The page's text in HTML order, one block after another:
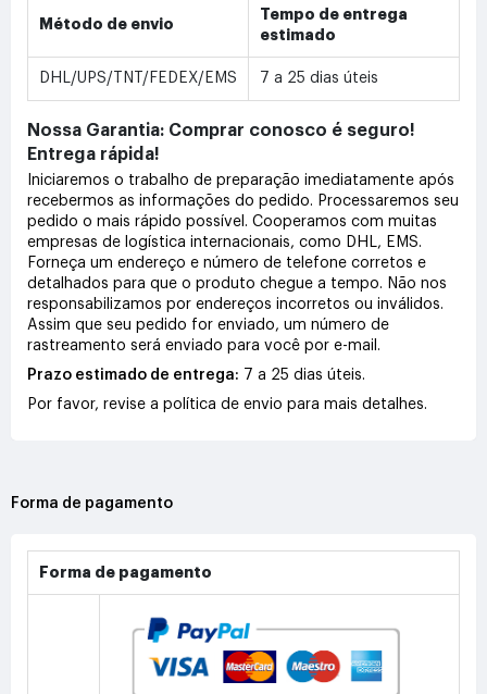
Método de envio
Tempo de entrega
estimado
DHL/UPS/TNT/FEDEX/EMS 7 a 25 dias úteis
Nossa Garantia: Comprar conosco é seguro!
Entrega rápida!
Iniciaremos o trabalho de preparação imediatamente após
recebermos as informações do pedido. Processaremos seu
pedido o mais rápido possível. Cooperamos com muitas
empresas de logística internacionais, como DHL, EMS.
Forneça um endereço e número de telefone corretos e
detalhados para que o produto chegue a tempo. Não nos
responsabilizamos por endereços incorretos ou inválidos.
Assim que seu pedido for enviado, um número de
rastreamento será enviado para você por e-mail.
Prazo estimado de entrega: 7 a 25 dias úteis.
Por favor, revise a política de envio para mais detalhes.
Forma de pagamento
Forma de pagamento